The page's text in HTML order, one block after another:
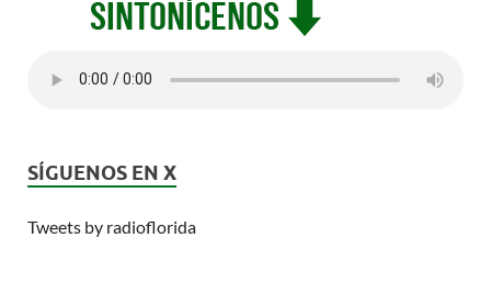
SÍGUENOS EN X
Tweets by radioflorida